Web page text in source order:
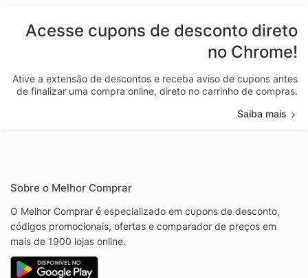
Acesse cupons de desconto direto
no Chrome!
Ative a extensão de descontos e receba aviso de cupons antes
de finalizar uma compra online, direto no carrinho de compras.
Saiba mais
Sobre o Melhor Comprar
O Melhor Comprar é especializado em cupons de desconto,
códigos promocionais, ofertas e comparador de preços em
mais de 1900 lojas online.